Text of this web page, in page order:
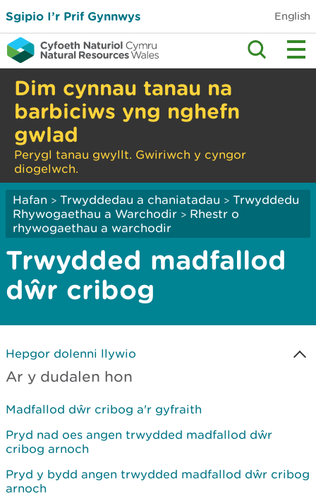
Sgipio I’r Prif Gynnwys English
Dim cynnau tanau na
barbiciws yng nghefn
gwlad
Perygl tanau gwyllt. Gwiriwch y cyngor
diogelwch.
Hafan > Trwyddedau a chaniatadau > Trwyddedu
Rhywogaethau a Warchodir > Rhestr o
rhywogaethau a warchodir
Trwydded madfallod
dŵr cribog
Hepgor dolenni llywio
Ar y dudalen hon
Madfallod dŵr cribog a'r gyfraith
Pryd nad oes angen trwydded madfallod dŵr
cribog arnoch
Pryd y bydd angen trwydded madfallod dŵr cribog
arnoch